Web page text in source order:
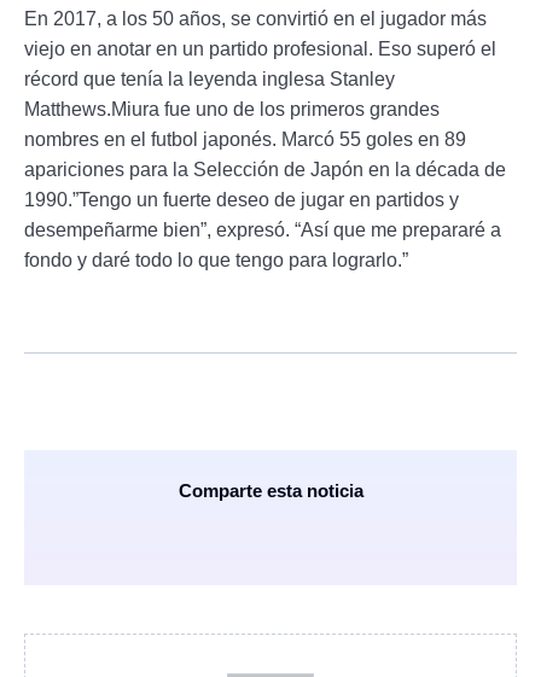
En 2017, a los 50 años, se convirtió en el jugador más
viejo en anotar en un partido profesional. Eso superó el
récord que tenía la leyenda inglesa Stanley
Matthews.Miura fue uno de los primeros grandes
nombres en el futbol japonés. Marcó 55 goles en 89
apariciones para la Selección de Japón en la década de
1990.”Tengo un fuerte deseo de jugar en partidos y
desempeñarme bien”, expresó. “Así que me prepararé a
fondo y daré todo lo que tengo para lograrlo.”
Comparte esta noticia